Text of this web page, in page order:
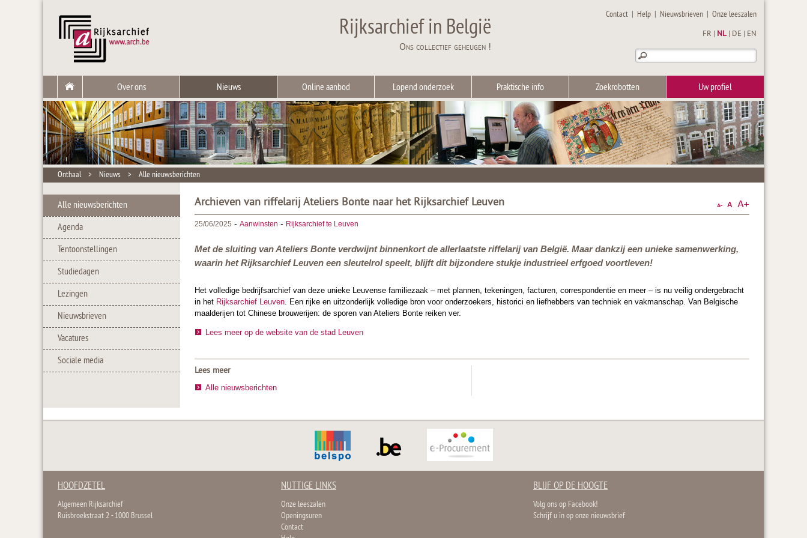
Rijksarchief in België
Ons collectief geheugen !
Contact | Help | Nieuwsbrieven |Onze leeszalen
FR NL DE EN
Over ons Nieuws Online aanbod Lopend onderzoek Praktische info Zoekrobotten Uw profiel
Onthaal > Nieuws > Alle nieuwsberichten
Alle nieuwsberichten
Agenda
Tentoonstellingen
Studiedagen
Lezingen
Nieuwsbrieven
Vacatures
Sociale media
Archieven van riffelarij Ateliers Bonte naar het Rijksarchief Leuven
25/06/2025 - Aanwinsten - Rijksarchief te Leuven
Met de sluiting van Ateliers Bonte verdwijnt binnenkort de allerlaatste riffelarij van België. Maar dankzij een unieke samenwerking,
waarin het Rijksarchief Leuven een sleutelrol speelt, blijft dit bijzondere stukje industrieel erfgoed voortleven!
Het volledige bedrijfsarchief van deze unieke Leuvense familiezaak – met plannen, tekeningen, facturen, correspondentie en meer – is nu veilig ondergebracht
in het Rijksarchief Leuven. Een rijke en uitzonderlijk volledige bron voor onderzoekers, historici en liefhebbers van techniek en vakmanschap. Van Belgische
maalderijen tot Chinese brouwerijen: de sporen van Ateliers Bonte reiken ver.
Lees meer op de website van de stad Leuven
Lees meer
Alle nieuwsberichten
HOOFDZETEL
Algemeen Rijksarchief
Ruisbroekstraat 2 - 1000 Brussel
NUTTIGE LINKS
Onze leeszalen
Openingsuren
Contact
BLIJF OP DE HOOGTE
Volg ons op Facebook!
Schrijf u in op onze nieuwsbrief